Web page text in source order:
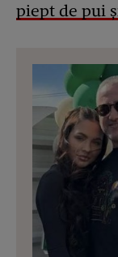
piept de pui